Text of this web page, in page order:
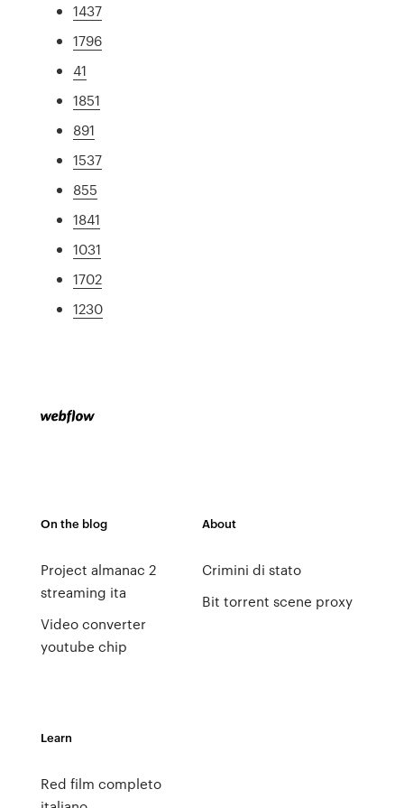
1437
1796
41
1851
891
1537
855
1841
1031
1702
1230
On the blog
Project almanac 2
streaming ita
Video converter
youtube chip
About
Crimini di stato
Bit torrent scene proxy
Learn
Red film completo